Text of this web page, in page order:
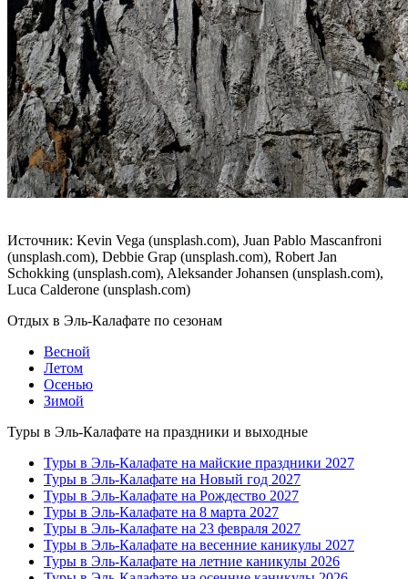
Источник: Kevin Vega (unsplash.com), Juan Pablo Mascanfroni
(unsplash.com), Debbie Grap (unsplash.com), Robert Jan
Schokking (unsplash.com), Aleksander Johansen (unsplash.com),
Luca Calderone (unsplash.com)
Отдых в Эль-Калафате по сезонам
Весной
Летом
Осенью
Зимой
Туры в Эль-Калафате на праздники и выходные
Туры в Эль-Калафате на майские праздники 2027
Туры в Эль-Калафате на Новый год 2027
Туры в Эль-Калафате на Рождество 2027
Туры в Эль-Калафате на 8 марта 2027
Туры в Эль-Калафате на 23 февраля 2027
Туры в Эль-Калафате на весенние каникулы 2027
Туры в Эль-Калафате на летние каникулы 2026